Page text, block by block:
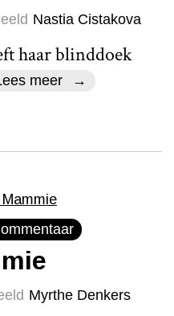
Nastia Cistakova
haar blinddoek
meer
Myrthe Denkers